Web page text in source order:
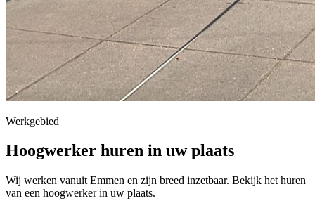
Werkgebied
Hoogwerker huren in uw plaats
Wij werken vanuit Emmen en zijn breed inzetbaar. Bekijk het huren
van een hoogwerker in uw plaats.